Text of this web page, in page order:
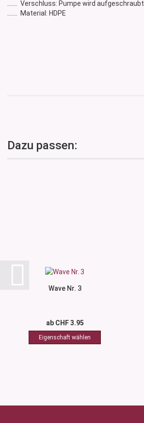
....... Verschluss: Pumpe wird aufgeschraubt
....... Material: HDPE
Dazu passen:
Wave Nr. 3
ab CHF 3.95